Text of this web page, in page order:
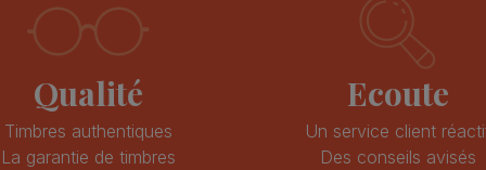
Qualité
Timbres authentiques
La garantie de timbres
Ecoute
Un service client
Des conseils avisés